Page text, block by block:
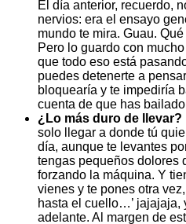
El día anterior, recuerdo,
nervios: era el ensayo
mundo te mira. Guau.
Pero lo guardo con
que todo eso está
puedes detenerte a
bloquearía y te impediría
cuenta de que has
¿Lo más duro de llevar?
solo llegar a donde tú
día, aunque te levantes
tengas pequeños dolores
forzando la máquina. Y
vienes y te pones otra
hasta el cuello…’ jajajaja,
adelante. Al margen de